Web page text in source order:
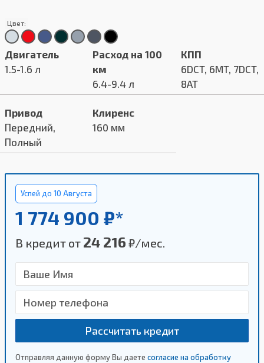
Цвет:
Двигатель
1.5-1.6 л
Расход на 100
км
6.4-9.4 л
КПП
6DCT, 6MT, 7DCT,
8AT
Привод
Передний,
Полный
Клиренс
160 мм
Успей до 10 Августа
1 774 900 ₽*
В кредит от 24 216 ₽/мес.
Рассчитать кредит
Отправляя данную форму Вы даете согласие на обработку